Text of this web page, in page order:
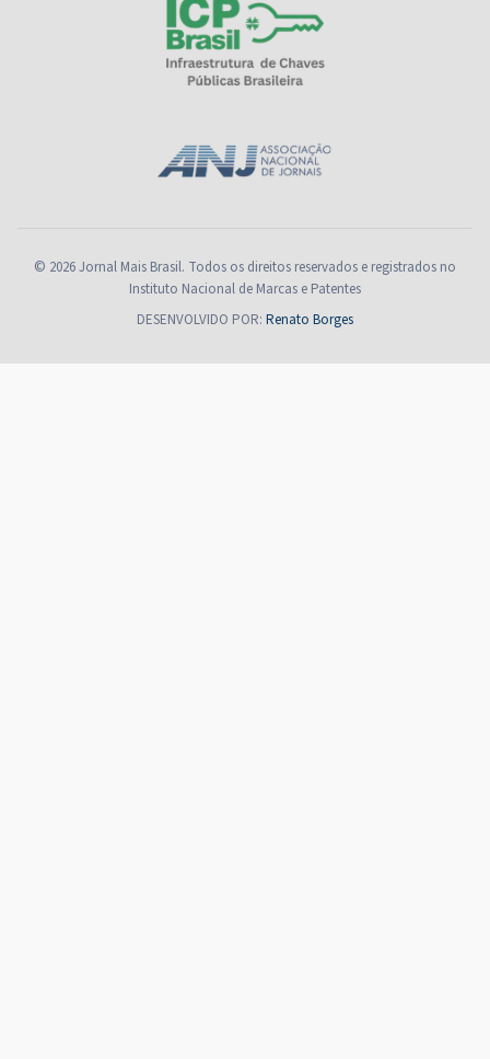
© 2026 Jornal Mais Brasil. Todos os direitos reservados e registrados no
Instituto Nacional de Marcas e Patentes
DESENVOLVIDO POR: Renato Borges